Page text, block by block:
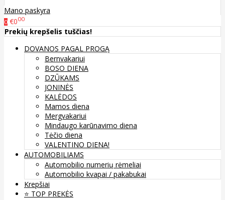
Mano paskyra
0 €000
Prekių krepšelis tuščias!
DOVANOS PAGAL PROGĄ
Bernvakariui
BOSO DIENA
DZŪKAMS
JONINĖS
KALĖDOS
Mamos diena
Mergvakariui
Mindaugo karūnavimo diena
Tėčio diena
VALENTINO DIENA!
AUTOMOBILIAMS
Automobilio numerių rėmeliai
Automobilio kvapai / pakabukai
Krepšiai
⭐️ TOP PREKĖS